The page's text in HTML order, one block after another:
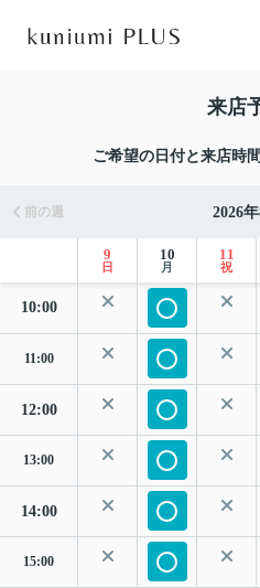
来店
ご希望の日付と来店時
前の週 2026年
9
日
10
月
11
祝
10:00
11:00
12:00
13:00
14:00
15:00